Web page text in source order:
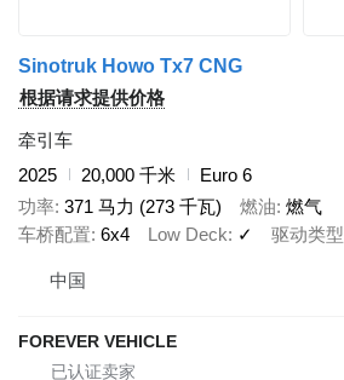
Sinotruk Howo Tx7 CNG
根据请求提供价格
牵引车
2025
20,000 千米
Euro 6
功率 371 马力 (273 千瓦) 燃油 燃气
车桥配置 6x4 Low Deck ✓ 驱动类型
中国
FOREVER VEHICLE